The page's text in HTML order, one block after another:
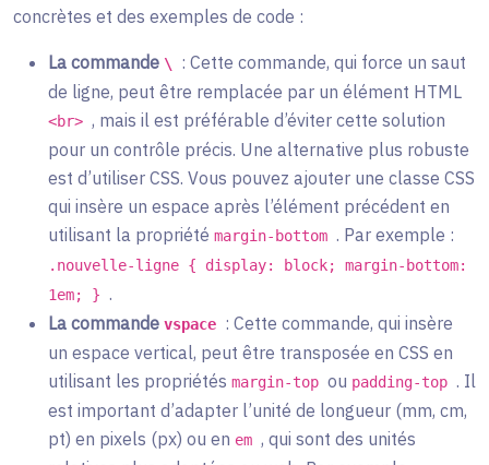
concrètes et des exemples de code :
La commande \ : Cette commande, qui force un saut
de ligne, peut être remplacée par un élément HTML
<br> , mais il est préférable d’éviter cette solution
pour un contrôle précis. Une alternative plus robuste
est d’utiliser CSS. Vous pouvez ajouter une classe CSS
qui insère un espace après l’élément précédent en
utilisant la propriété margin-bottom . Par exemple :
.nouvelle-ligne { display: block; margin-bottom:
1em; } .
La commande vspace : Cette commande, qui insère
un espace vertical, peut être transposée en CSS en
utilisant les propriétés margin-top ou padding-top . Il
est important d’adapter l’unité de longueur (mm, cm,
pt) en pixels (px) ou en em , qui sont des unités